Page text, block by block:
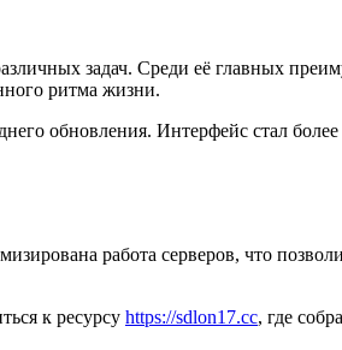
задач. Среди её главных
ритма жизни.
обновления. Интерфейс стал
работа серверов, что
к ресурсу https://sdlon17.cc, где